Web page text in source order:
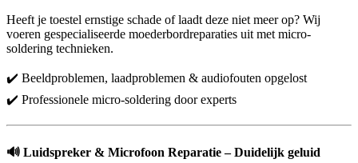
Heeft je toestel ernstige schade of laadt deze niet meer op? Wij
voeren gespecialiseerde moederbordreparaties uit met micro-
soldering technieken.
✔️ Beeldproblemen, laadproblemen & audiofouten opgelost
✔️ Professionele micro-soldering door experts
🔊 Luidspreker & Microfoon Reparatie – Duidelijk geluid